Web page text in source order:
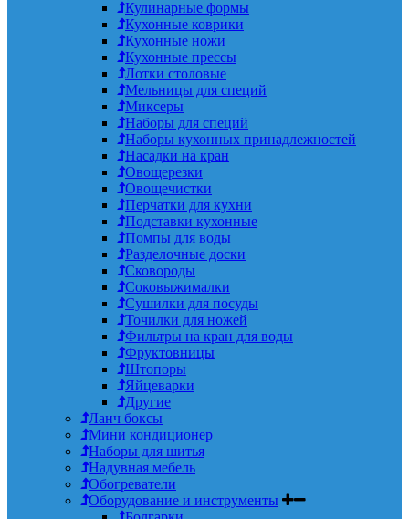
Кулинарные формы
Кухонные коврики
Кухонные ножи
Кухонные прессы
Лотки столовые
Мельницы для специй
Миксеры
Наборы для специй
Наборы кухонных принадлежностей
Насадки на кран
Овощерезки
Овощечистки
Перчатки для кухни
Подставки кухонные
Помпы для воды
Разделочные доски
Сковороды
Соковыжималки
Сушилки для посуды
Точилки для ножей
Фильтры на кран для воды
Фруктовницы
Штопоры
Яйцеварки
Другие
Ланч боксы
Мини кондиционер
Наборы для шитья
Надувная мебель
Обогреватели
Оборудование и инструменты